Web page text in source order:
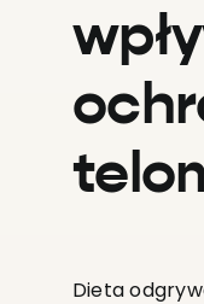
Dieta